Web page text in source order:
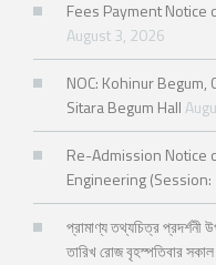
Fees Payment Notice
August 3, 2026
NOC: Kohinur
Sitara Begum Hall
Re-Admission Notice
Engineering
প্রামাণ্য তথ্যচিত্র প্রদর্শনী
তারিখ রোজ বৃহস্পতিবার